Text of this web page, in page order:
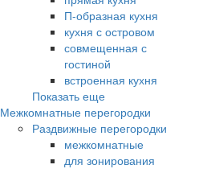
П-образная кухня
кухня с островом
совмещенная с
гостиной
встроенная кухня
Показать еще
Межкомнатные перегородки
Раздвижные перегородки
межкомнатные
для зонирования